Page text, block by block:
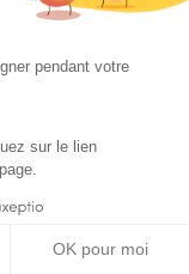
pendant votre
sur le lien
OK pour moi